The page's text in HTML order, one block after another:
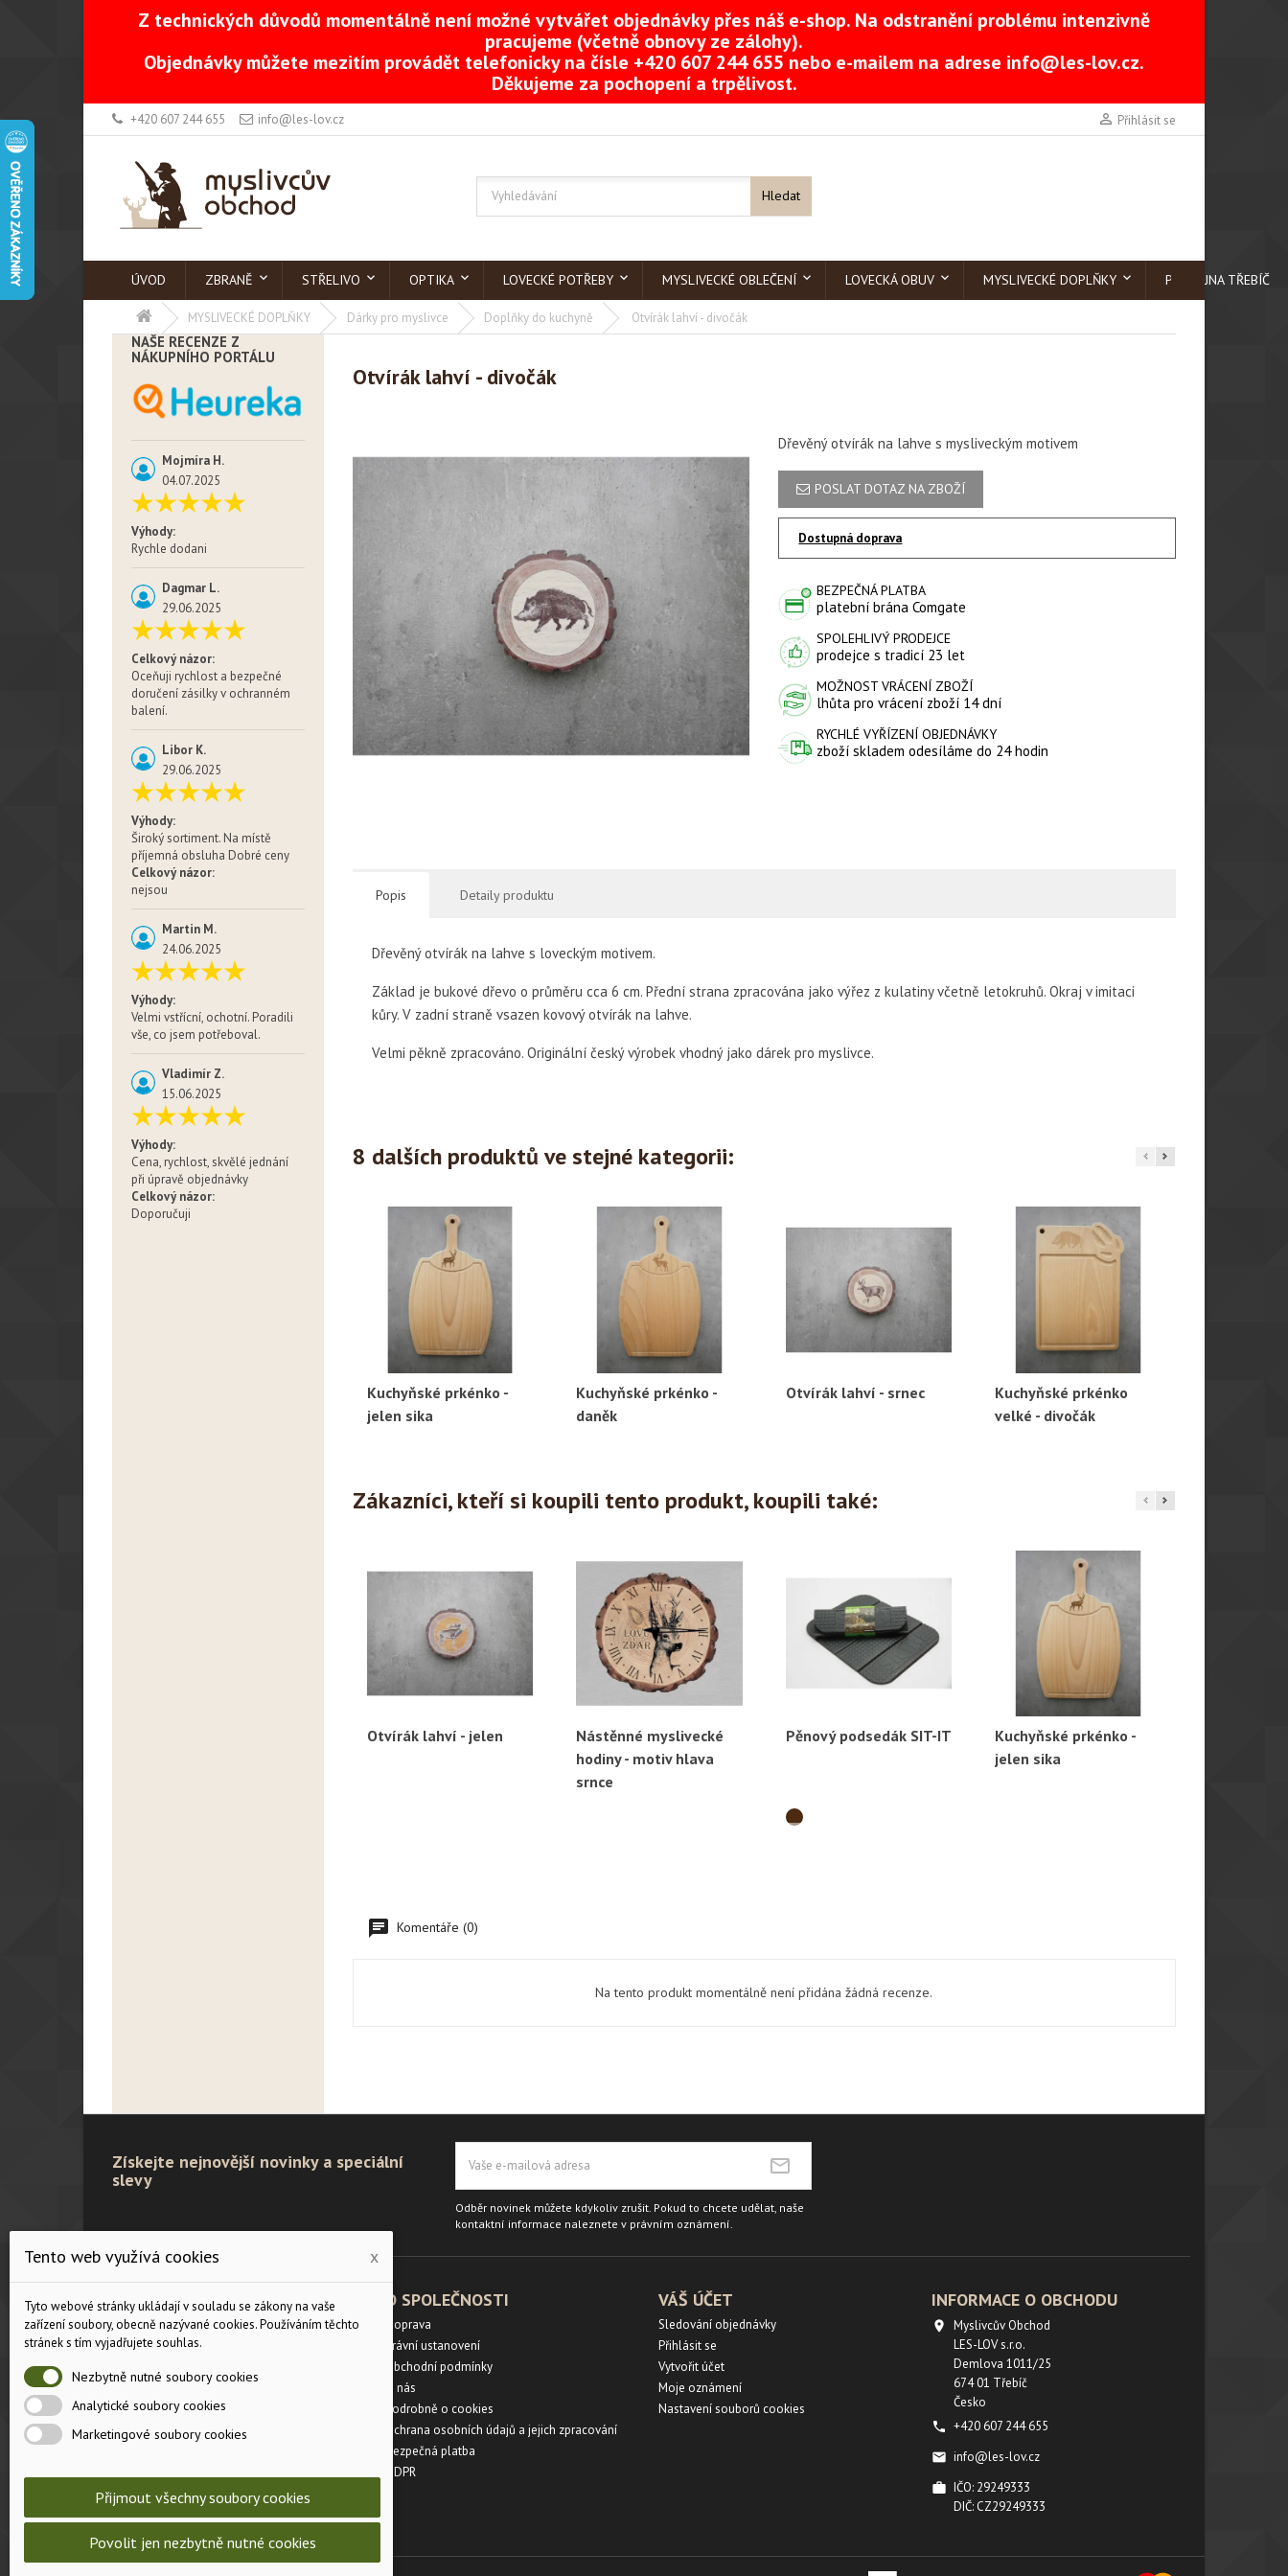
Z technických důvodů momentálně není možné vytvářet objednávky přes náš e-shop. Na odstranění problému intenzivně
pracujeme (včetně obnovy ze zálohy).
Objednávky můžete mezitím provádět telefonicky na čísle +420 607 244 655 nebo e-mailem na adrese info@les-lov.cz.
Děkujeme za pochopení a trpělivost.
+420 607 244 655 info@les-lov.cz  Přihlásit se
Hledat
ÚVOD ZBRANĚ STŘELIVO OPTIKA LOVECKÉ POTŘEBY MYSLIVECKÉ OBLEČENÍ LOVECKÁ OBUV MYSLIVECKÉ DOPLŇKY PRODEJNA TŘEBÍČ
MYSLIVECKÉ DOPLŇKY Dárky pro myslivce Doplňky do kuchyně Otvírák lahví - divočák
NAŠE RECENZE Z
NÁKUPNÍHO PORTÁLU
Mojmíra H.
04.07.2025
Výhody:
Rychle dodani
Dagmar L.
29.06.2025
Celkový názor:
Oceňuji rychlost a bezpečné
doručení zásilky v ochranném
balení.
Libor K.
29.06.2025
Výhody:
Široký sortiment. Na místě
příjemná obsluha Dobré ceny
Celkový názor:
nejsou
Martin M.
24.06.2025
Výhody:
Velmi vstřícní, ochotní. Poradili
vše, co jsem potřeboval.
Vladimír Z.
15.06.2025
Výhody:
Cena, rychlost, skvělé jednání
při úpravě objednávky
Celkový názor:
Doporučuji
Otvírák lahví - divočák
Dřevěný otvírák na lahve s mysliveckým motivem
POSLAT DOTAZ NA ZBOŽÍ
Dostupná doprava
BEZPEČNÁ PLATBA
platební brána Comgate
SPOLEHLIVÝ PRODEJCE
prodejce s tradicí 23 let
MOŽNOST VRÁCENÍ ZBOŽÍ
lhůta pro vrácení zboží 14 dní
RYCHLÉ VYŘÍZENÍ OBJEDNÁVKY
zboží skladem odesíláme do 24 hodin
Popis Detaily produktu
Dřevěný otvírák na lahve s loveckým motivem.
Základ je bukové dřevo o průměru cca 6 cm. Přední strana zpracována jako výřez z kulatiny včetně letokruhů. Okraj v imitaci
kůry. V zadní straně vsazen kovový otvírák na lahve.
Velmi pěkně zpracováno. Originální český výrobek vhodný jako dárek pro myslivce.
8 dalších produktů ve stejné kategorii:
Rychlý náhled
Kuchyňské prkénko -
jelen sika
Rychlý náhled
Kuchyňské prkénko -
daněk
Rychlý náhled
Otvírák lahví - srnec Rychlý náhled
Kuchyňské prkénko
velké - divočák
Zákazníci, kteří si koupili tento produkt, koupili také:
Rychlý náhled
Otvírák lahví - jelen Rychlý náhled
Nástěnné myslivecké
hodiny - motiv hlava
srnce
Rychlý náhled
Pěnový podsedák SIT-IT Rychlý náhled
Kuchyňské prkénko -
jelen sika
Komentáře (0)
Na tento produkt momentálně není přidána žádná recenze.
Získejte nejnovější novinky a speciální
slevy
Odběr novinek můžete kdykoliv zrušit. Pokud to chcete udělat, naše
kontaktní informace naleznete v právním oznámení.
PRODUKTY
Velikostní tabulka
Slevy
Napište nám
Mapa stránek
Prodejny
O SPOLEČNOSTI
Doprava
Právní ustanovení
Obchodní podmínky
O nás
Podrobně o cookies
Ochrana osobních údajů a jejich zpracování
Bezpečná platba
GDPR
VÁŠ ÚČET
Sledování objednávky
Přihlásit se
Vytvořit účet
Moje oznámení
Nastavení souborů cookies
INFORMACE O OBCHODU

Myslivcův Obchod
LES-LOV s.r.o.
Demlova 1011/25
674 01 Třebíč
Česko
 +420 607 244 655
 info@les-lov.cz
 IČO: 29249333
DIČ: CZ29249333
Tento web využívá cookies x
Tyto webové stránky ukládají v souladu se zákony na vaše
zařízení soubory, obecně nazývané cookies. Používáním těchto
stránek s tím vyjadřujete souhlas.
Nezbytně nutné soubory cookies
Analytické soubory cookies
Marketingové soubory cookies
Přijmout všechny soubory cookies
Povolit jen nezbytně nutné cookies